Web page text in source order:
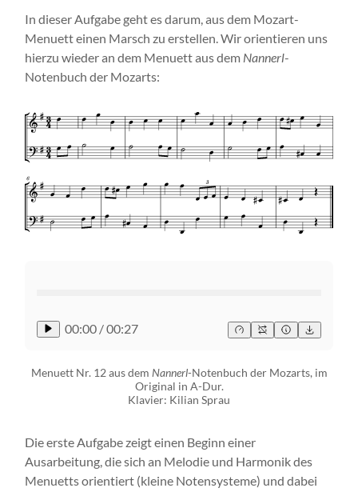
In dieser Aufgabe geht es darum, aus dem Mozart-
Menuett einen Marsch zu erstellen. Wir orientieren uns
hierzu wieder an dem Menuett aus dem Nannerl-
Notenbuch der Mozarts:
00:00 /00:27
Menuett Nr. 12 aus dem Nannerl-Notenbuch der Mozarts, im
Original in A-Dur.
Klavier: Kilian Sprau
Die erste Aufgabe zeigt einen Beginn einer
Ausarbeitung, die sich an Melodie und Harmonik des
Menuetts orientiert (kleine Notensysteme) und dabei